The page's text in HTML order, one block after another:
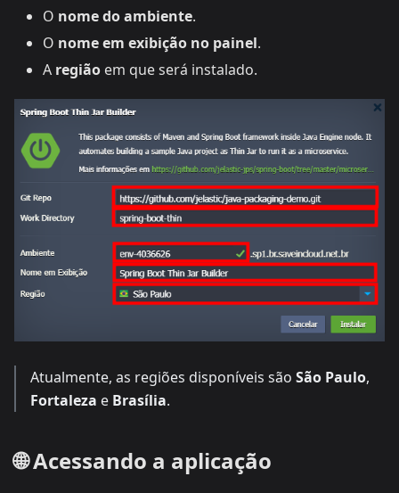
O nome do ambiente.
O nome em exibição no painel.
A região em que será instalado.
Atualmente, as regiões disponíveis são São Paulo,
Fortaleza e Brasília.
🌐 Acessando a aplicação